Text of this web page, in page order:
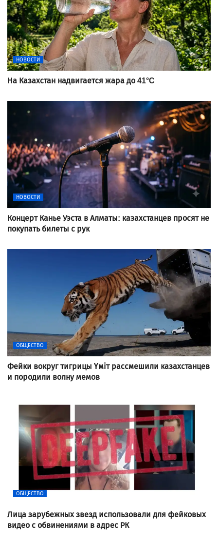
НОВОСТИ
На Казахстан надвигается жара до 41°C
НОВОСТИ
Концерт Канье Уэста в Алматы: казахстанцев просят не
покупать билеты с рук
ОБЩЕСТВО
Фейки вокруг тигрицы Үміт рассмешили казахстанцев
и породили волну мемов
ОБЩЕСТВО
Лица зарубежных звезд использовали для фейковых
видео с обвинениями в адрес РК